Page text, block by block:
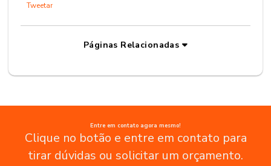
Tweetar
Páginas Relacionadas
Entre em contato agora mesmo!
Clique no botão e entre em contato para
tirar dúvidas ou solicitar um orçamento.